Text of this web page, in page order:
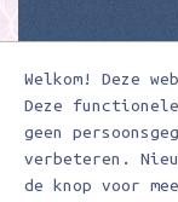
Welkom! Deze
Deze
geen
verbeteren.
de knop voor